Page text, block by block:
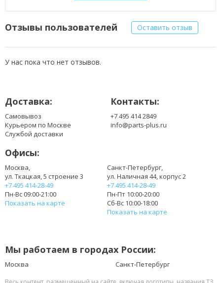
325112-001
325112-021
PPP012H-S
Отзывы пользователей Оставить отзыв
У нас пока что нет отзывов.
Доставка:
Самовывоз
Курьером по Москве
Службой доставки
Контакты:
+7 495 414 2849
info@parts-plus.ru
Офисы:
Москва,
ул. Ткацкая, 5 строение 3
+7 495 414-28-49
Пн-Вс 09:00-21:00
Показать на карте
Санкт-Петербург,
ул. Наличная 44, корпус 2
+7 495 414-28-49
Пн-Пт 10:00-20:00
Сб-Вс 10:00-18:00
Показать на карте
Мы работаем в городах России:
Москва Санкт-Петербург